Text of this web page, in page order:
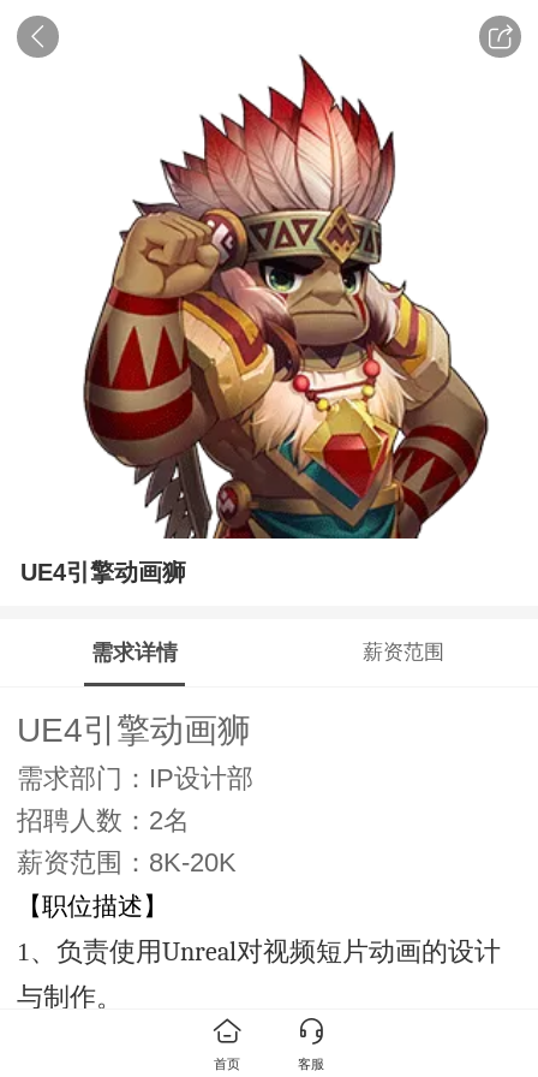
UE4引擎动画狮
需求详情 薪资范围
UE4引擎动画狮
需求部门：IP设计部
招聘人数：2名
薪资范围：8K-20K
【职位描述】
1、负责使用Unreal对视频短片动画的设计
与制作。
2、把控项目中镜头动画效果的整体制作水
首页 客服